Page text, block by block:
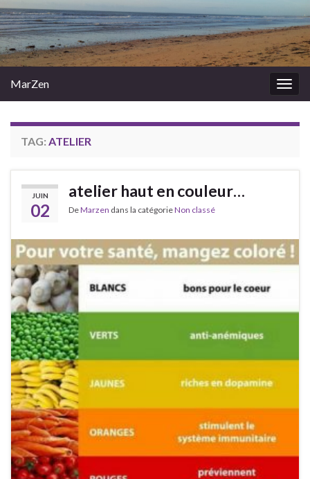
MarZen
TAG: ATELIER
JUIN
02
atelier haut en couleur…
DeMarzen dans la catégorieNon classé